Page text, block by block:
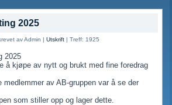
2025
av Admin |Utskrift |Treff: 1925
2025
å kjøpe av nytt og brukt med fine foredrag
medlemmer av AB-gruppen var å se der
som stiller opp og lager dette.